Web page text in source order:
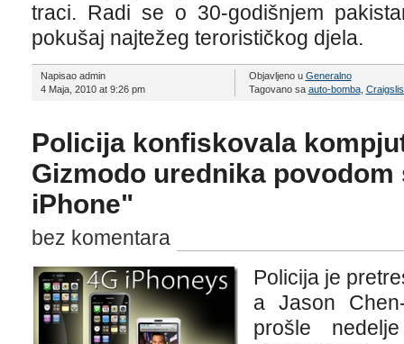
traci. Radi se o 30-godišnjem
pokušaj najtežeg terorističkog djela.
Napisao admin
4 Maja, 2010 at 9:26 pm
Objavljeno u Generalno
Tagovano sa auto-bomba,
Policija konfiskovala
Gizmodo urednika
iPhone"
bez komentara
Policija je
a Jason
prošle